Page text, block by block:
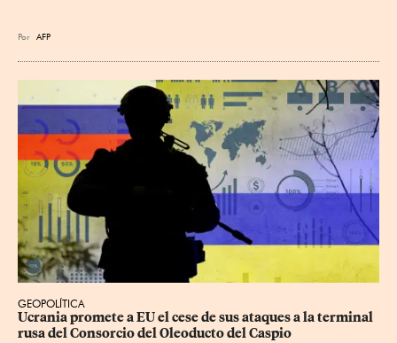
Por AFP
GEOPOLÍTICA
Ucrania promete a EU el cese de sus ataques a la terminal
rusa del Consorcio del Oleoducto del Caspio